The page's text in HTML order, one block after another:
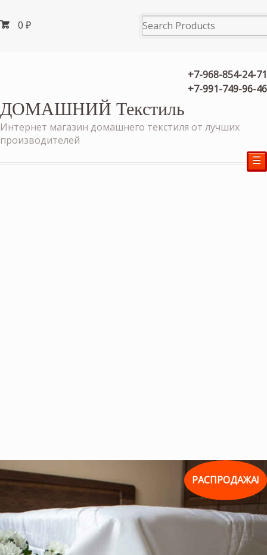
0 ₽
+7-968-854-24-71
+7-991-749-96-46
ДОМАШНИЙ Текстиль
Интернет магазин домашнего текстиля от лучших
производителей
☰
РАСПРОДАЖА!